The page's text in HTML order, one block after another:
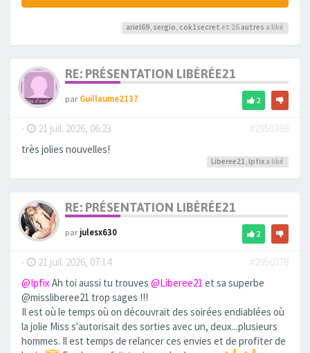
ariel69, sergio, cok1secret et 26 autres a liké
RE: PRÉSENTATION LIBÉRÉE21
parGuillaume2137 2
- 21 juil. 2026, 06:23
#2950369
très jolies nouvelles!
Liberee21, Ipfix a liké
RE: PRÉSENTATION LIBÉRÉE21
parjulesx630 2
- 21 juil. 2026, 07:14
#2950378
@IpfixAh toi aussi tu trouves @Liberee21 et sa superbe
@missliberee21 trop sages !!!
Il est où le temps où on découvrait des soirées endiablées où
la jolie Miss s'autorisait des sorties avec un, deux...plusieurs
hommes. Il est temps de relancer ces envies et de profiter de